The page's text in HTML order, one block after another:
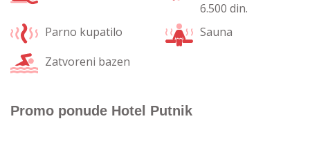
6.500 din.
Parno kupatilo
Sauna
Zatvoreni bazen
Promo ponude Hotel Putnik